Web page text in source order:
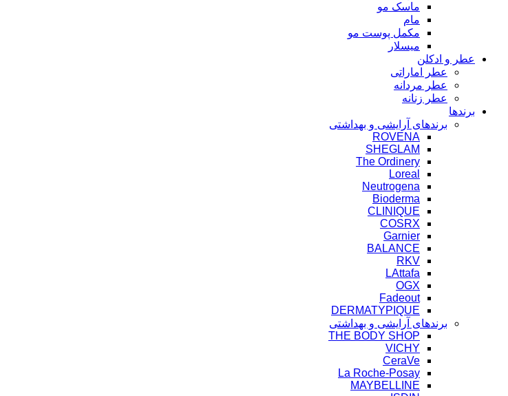
ماسک مو
مام
مکمل پوست مو
میسلار
عطر و ادکلن
عطر اماراتی
عطر مردانه
عطر زنانه
برندها
برندهای آرایشی و بهداشتی
ROVENA
SHEGLAM
The Ordinery
Loreal
Neutrogena
Bioderma
CLINIQUE
COSRX
Garnier
BALANCE
RKV
LAttafa
OGX
Fadeout
DERMATYPIQUE
برندهای آرایشی و بهداشتی
THE BODY SHOP
VICHY
CeraVe
La Roche-Posay
MAYBELLINE